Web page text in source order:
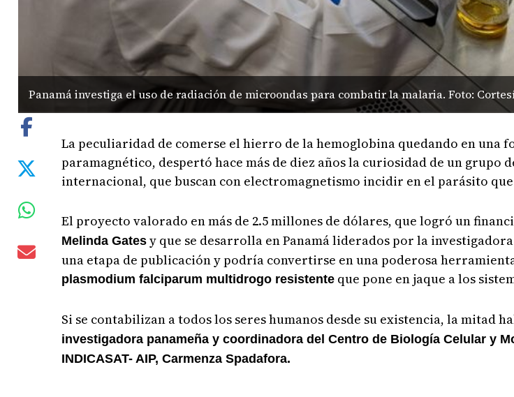
Panamá investiga el uso de radiación de microondas para combatir la malaria. Foto:
La peculiaridad de comerse el hierro de la hemoglobina quedando en una
paramagnético, despertó hace más de diez años la curiosidad de un grupo
internacional, que buscan con electromagnetismo incidir en el parásito
El proyecto valorado en más de 2.5 millones de dólares, que logró un
Melinda Gates y que se desarrolla en Panamá liderados por la
una etapa de publicación y podría convertirse en una poderosa
plasmodium falciparum multidrogo resistente que pone en jaque a los
Si se contabilizan a todos los seres humanos desde su existencia, la mitad
investigadora panameña y coordinadora del Centro de Biología Celular y
INDICASAT- AIP, Carmenza Spadafora.